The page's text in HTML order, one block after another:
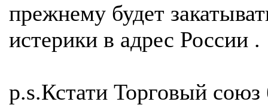
прежнему будет
истерики в адрес России .
p.s.Кстати Торговый союз